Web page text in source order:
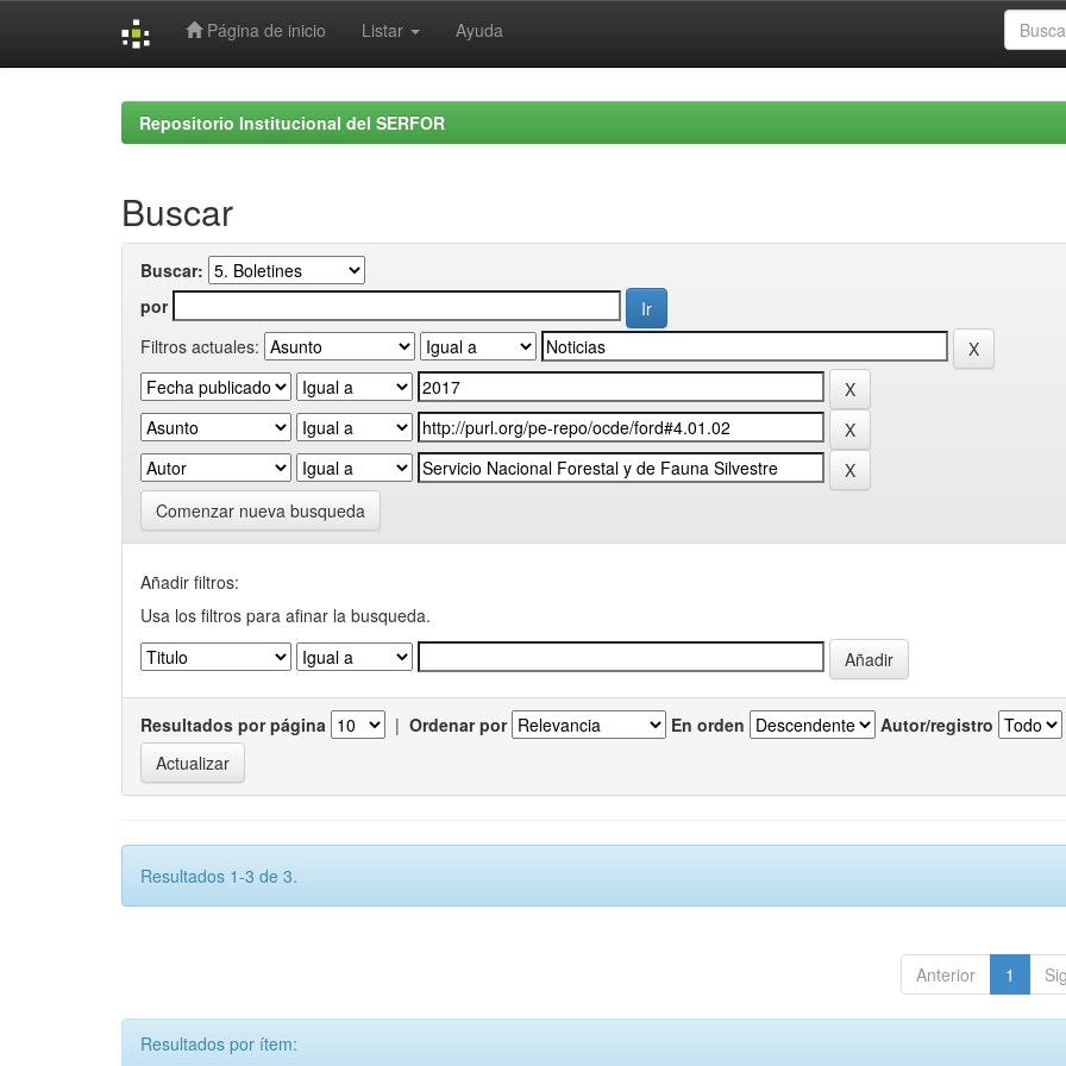
Página de inicio Listar Ayuda
Repositorio Institucional del SERFOR
Buscar
Buscar:
por
Filtros actuales:
Comenzar nueva busqueda
Añadir filtros:
Usa los filtros para afinar la busqueda.
Resultados por página | Ordenar por En orden Autor/registro
Resultados 1-3 de 3.
Anterior 1
Resultados por ítem: